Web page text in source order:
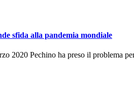
sfida alla pandemia mondiale
2020 Pechino ha preso il problema